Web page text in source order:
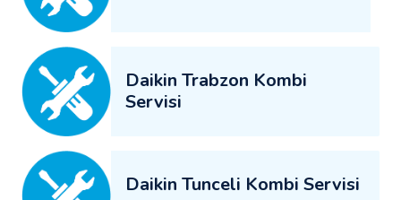
Daikin Trabzon Kombi
Servisi
Daikin Tunceli Kombi Servisi